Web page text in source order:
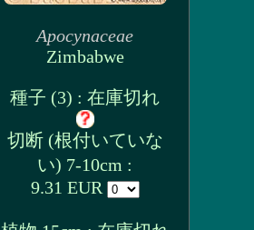
Apocynaceae
Zimbabwe
種子 (3) : 在庫切れ
切断 (根付いていな
い) 7-10cm :
9.31 EUR